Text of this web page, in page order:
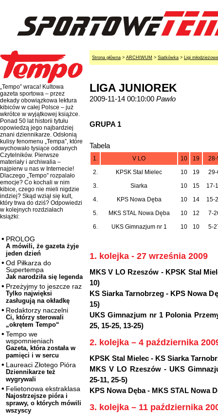
„Tempo” wraca! Kultowa
gazeta sportowa – przez
dekady obowiązkowa lektura
kibiców w całej Polsce – już
wkrótce w wyjątkowej książce.
Ponad 50 lat historii tytułu
opowiedzą jego najbardziej
znani dziennikarze. Odsłonią
kulisy fenomenu „Tempa”, które
wychowało tysiące oddanych
Czytelników. Pierwsze
materiały i archiwalia –
najpierw u nas w Internecie!
Dlaczego „Tempo” rozpalało
emocje? Co kochali w nim
kibice, czego nie mieli nigdzie
indziej? Skąd wziął się kult,
który trwa do dziś? Odpowiedzi
w kolejnych rozdziałach
książki:
PROLOG
A mówili, że gazeta żyje
jeden dzień
Od Piłkarza do
Supertempa
Jak narodziła się legenda
Przeżyjmy to jeszcze raz
Tylko najwięksi
zasługują na okładkę
Redaktorzy naczelni
Ci, którzy sterowali
„okrętem Tempo“
Tempo we
wspomnieniach
Gazeta, która została w
pamięci i w sercu
Laureaci Złotego Pióra
Dziennikarze też
wygrywali
Felietonowa ekstraklasa
Najostrzejsze pióra i
sprawy, o których mówili
wszyscy
Strona główna > ARCHIWUM > Siatkówka > Ligi młodzieżowe
LIGA JUNIOREK
2009-11-14 00:10:00 Pawlo
GRUPA 1
Tabela
1. V LO 10 19
28-
2.
KPSK Stal Mielec 10 19
29-
3.
Siarka 10 15
17-
4.
KPS Nowa Dęba 10 14
15-
5.
MKS STAL Nowa Dęba 10 12
7-
6.
UKS Gimnazjum nr 1 10 10 5-
1. kolejka - 27 września 2009
MKS V LO Rzeszów - KPSK Stal
10)
KS Siarka Tarnobrzeg - KPS Nowa
15)
UKS Gimnazjum nr 1 Polonia
25, 15-25, 13-25)
2. kolejka – 4 października
KPSK Stal Mielec - KS Siarka
MKS V LO Rzeszów - UKS
25-11, 25-5)
KPS Nowa Dęba - MKS STAL Nowa
3. kolejka – 11 października